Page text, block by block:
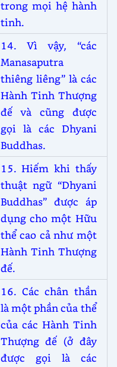
trong mọi hệ hành
tinh.
14. Vì vậy, “các
Manasaputra
thiêng liêng” là các
Hành Tinh Thượng
đế và cũng được
gọi là các Dhyani
Buddhas.
15. Hiếm khi thấy
thuật ngữ “Dhyani
Buddhas” được áp
dụng cho một Hữu
thể cao cả như một
Hành Tinh Thượng
đế.
16. Các chân thần
là một phần của thể
của các Hành Tinh
Thượng đế (ở đây
được gọi là các